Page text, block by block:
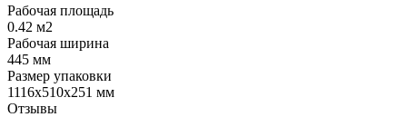
Рабочая площадь
0.42 м2
Рабочая ширина
445 мм
Размер упаковки
1116x510x251 мм
Отзывы